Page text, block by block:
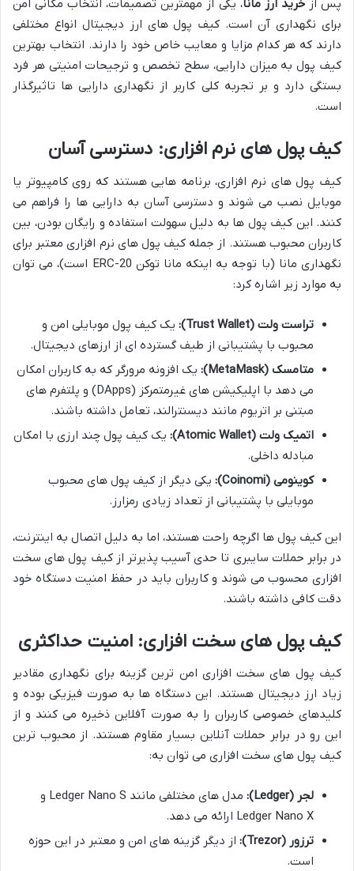
پس ازخرید ارز مانا، یکی از مهمترین تصمیمات، انتخاب مکانی امن
برای نگهداری آن است. کیف پول های ارز دیجیتال انواع مختلفی
دارند که هر کدام مزایا و معایب خاص خود را دارند. انتخاب بهترین
کیف پول به میزان دارایی، سطح تخصص و ترجیحات امنیتی هر فرد
بستگی دارد و بر تجربه کلی کاربر از نگهداری دارایی ها تاثیرگذار
است.
کیف پول های نرم افزاری: دسترسی آسان
کیف پول های نرم افزاری، برنامه هایی هستند که روی کامپیوتر یا
موبایل نصب می شوند و دسترسی آسان به دارایی ها را فراهم می
کنند. این کیف پول ها به دلیل سهولت استفاده و رایگان بودن، بین
کاربران محبوب هستند. از جمله کیف پول های نرم افزاری معتبر برای
نگهداری مانا (با توجه به اینکه مانا توکن ERC-20 است)، می توان
به موارد زیر اشاره کرد:
تراست ولت (Trust Wallet):
یک کیف پول موبایلی امن و
محبوب با پشتیبانی از طیف گسترده ای از ارزهای دیجیتال.
متامسک (MetaMask):
یک افزونه مرورگر که به کاربران امکان
می دهد با اپلیکیشن های غیرمتمرکز (DApps) و پلتفرم های
مبتنی بر اتریوم مانند دیسنترالند، تعامل داشته باشند.
اتمیک ولت (Atomic Wallet):
یک کیف پول چند ارزی با امکان
مبادله داخلی.
کوینومی (Coinomi):
یکی دیگر از کیف پول های محبوب
موبایلی با پشتیبانی از تعداد زیادی رمزارز.
این کیف پول ها اگرچه راحت هستند، اما به دلیل اتصال به اینترنت،
در برابر حملات سایبری تا حدی آسیب پذیرتر از کیف پول های سخت
افزاری محسوب می شوند و کاربران باید در حفظ امنیت دستگاه خود
دقت کافی داشته باشند.
کیف پول های سخت افزاری: امنیت حداکثری
کیف پول های سخت افزاری امن ترین گزینه برای نگهداری مقادیر
زیاد ارز دیجیتال هستند. این دستگاه ها به صورت فیزیکی بوده و
کلیدهای خصوصی کاربران را به صورت آفلاین ذخیره می کنند و از
این رو در برابر حملات آنلاین بسیار مقاوم هستند. از محبوب ترین
کیف پول های سخت افزاری می توان به:
لجر (Ledger):
مدل های مختلفی مانند Ledger Nano S و
Ledger Nano X ارائه می دهد.
ترزور (Trezor):
از دیگر گزینه های امن و معتبر در این حوزه
است.